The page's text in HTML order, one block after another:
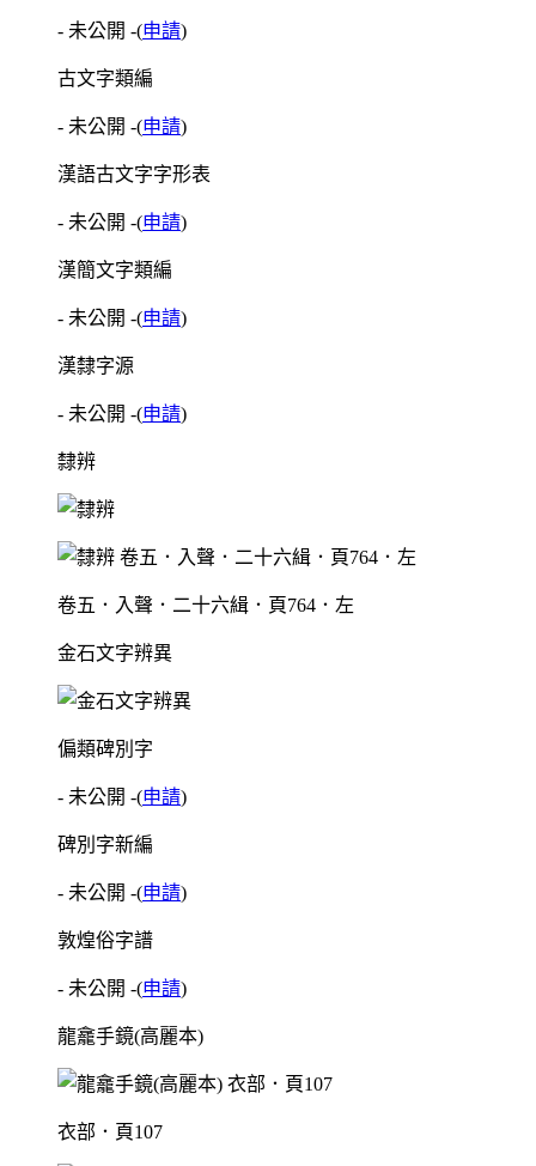
- 未公開 -(申請)
古文字類編
- 未公開 -(申請)
漢語古文字字形表
- 未公開 -(申請)
漢簡文字類編
- 未公開 -(申請)
漢隸字源
- 未公開 -(申請)
隸辨
卷五．入聲．二十六緝．頁764．左
金石文字辨異
偏類碑別字
- 未公開 -(申請)
碑別字新編
- 未公開 -(申請)
敦煌俗字譜
- 未公開 -(申請)
龍龕手鏡(高麗本)
衣部．頁107